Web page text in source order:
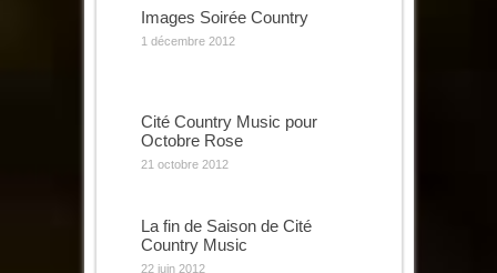
Images Soirée Country
1 décembre 2012
Cité Country Music pour
Octobre Rose
21 octobre 2012
La fin de Saison de Cité
Country Music
22 juin 2012